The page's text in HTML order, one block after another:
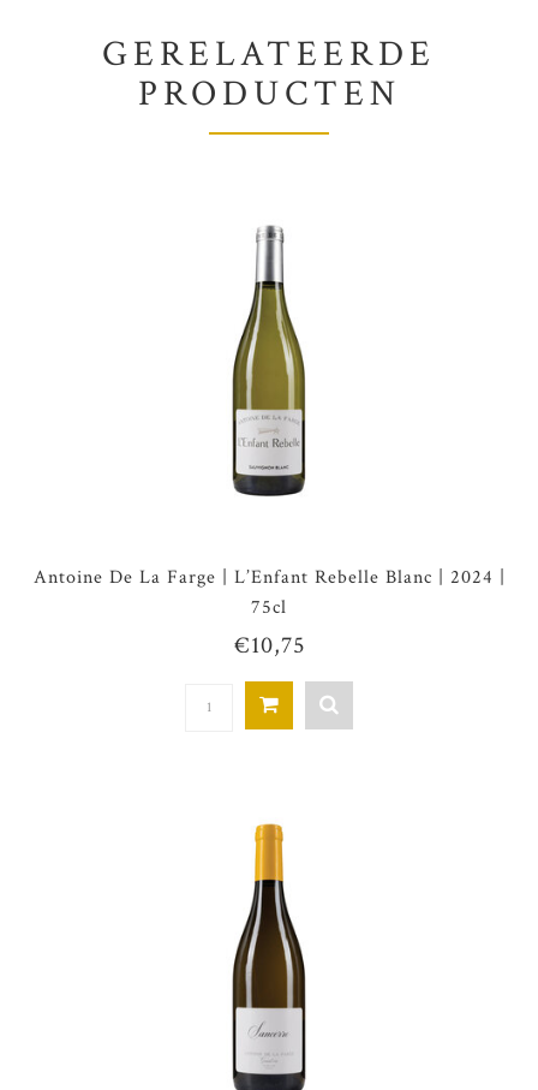
GERELATEERDE
PRODUCTEN
Antoine De La Farge | L’Enfant Rebelle Blanc | 2024 |
75cl
€10,75